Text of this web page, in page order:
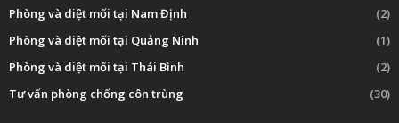
Phòng và diệt mối tại Nam Định
(2)
Phòng và diệt mối tại Quảng Ninh
(1)
Phòng và diệt mối tại Thái Bình
(2)
Tư vấn phòng chống côn trùng
(30)